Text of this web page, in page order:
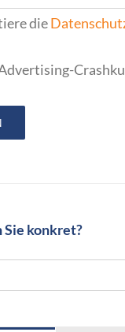
die
Sie konkret?